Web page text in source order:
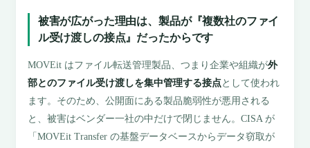
被害が広がった理由は、製品が『複数社のファイ
ル受け渡しの接点』だったからです
MOVEit はファイル転送管理製品、つまり企業や組織が外
部とのファイル受け渡しを集中管理する接点として使われ
ます。そのため、公開面にある製品脆弱性が悪用される
と、被害はベンダー一社の中だけで閉じません。CISA が
「MOVEit Transfer の基盤データベースからデータ窃取が